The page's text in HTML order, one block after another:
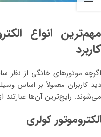
مهم‌ترین انواع
کاربرد
اگرچه موتورهای خانگی از نظر
دید کاربران معمولاً بر اساس
می‌شوند. رایج‌ترین آن‌ها عبارتند
الکتروموتور کولری